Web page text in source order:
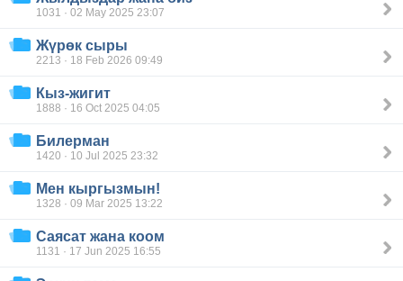
1031 · 02 May 2025 23:07
Жүрөк сыры
2213 · 18 Feb 2026 09:49
Кыз-жигит
1888 · 16 Oct 2025 04:05
Билерман
1420 · 10 Jul 2025 23:32
Мен кыргызмын!
1328 · 09 Mar 2025 13:22
Саясат жана коом
1131 · 17 Jun 2025 16:55